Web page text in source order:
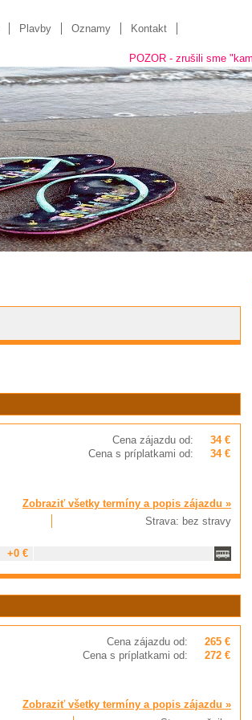
Plavby Oznamy Kontakt
POZOR - zrušili sme
Cena zájazdu od:
34 €
Cena s príplatkami od:
34 €
Zobraziť všetky termíny a popis zájazdu »
Strava: bez stravy
+0 €
Cena zájazdu od:
265 €
Cena s príplatkami od:
272 €
Zobraziť všetky termíny a popis zájazdu »